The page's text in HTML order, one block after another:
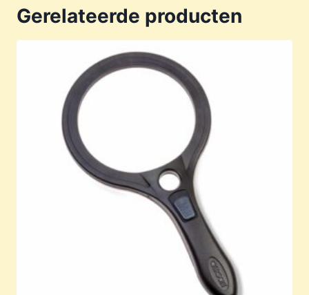
Gerelateerde producten